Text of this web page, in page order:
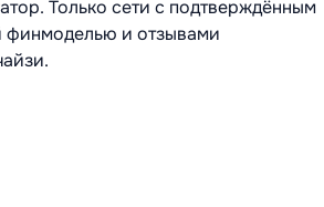
Только сети с подтверждённым
финмоделью и отзывами